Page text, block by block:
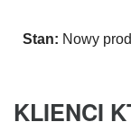
Stan: Nowy
KLIENCI